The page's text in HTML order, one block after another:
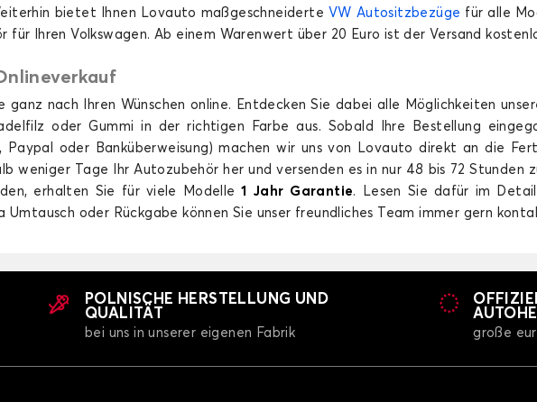
GOLF
ID. POLO
Kofferraummatten für VOLKSWAGEN ID. POLO Kofferraummatten
ID.4 ID.5
bietet Ihnen Lovauto maßgeschneiderte VW Autositzbezüge für alle
für Ihren Volkswagen. Ab einem Warenwert über 20 Euro ist der Versand
nach Ihren Wünschen online. Entdecken Sie dabei alle Möglichkeiten
oder Gummi in der richtigen Farbe aus. Sobald Ihre Bestellung
oder Banküberweisung) machen wir uns von Lovauto direkt an die
weniger Tage Ihr Autozubehör her und versenden es in nur 48 bis 72 Stunden
erhalten Sie für viele Modelle1 Jahr Garantie. Lesen Sie dafür im
Umtausch oder Rückgabe können Sie unser freundliches Team immer gern
POLNISCHE HERSTELLUNG UND
QUALITÄT
bei uns in unserer eigenen Fabrik große